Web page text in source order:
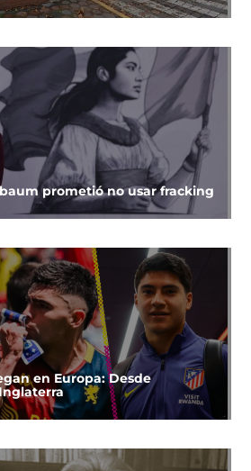
prometió no usar fracking
en Europa: Desde